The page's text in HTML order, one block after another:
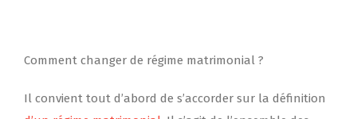
Comment changer de régime matrimonial ?
Il convient tout d’abord de s’accorder sur la définition